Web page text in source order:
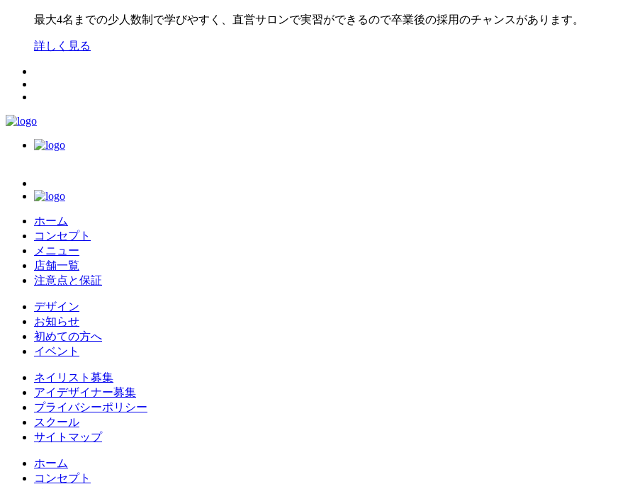
最大4名までの少人数制で学びやすく、直営サロンで実習ができるので卒業後の採用のチャンスがあります。
詳しく見る
ホーム
コンセプト
メニュー
店舗一覧
注意点と保証
デザイン
お知らせ
初めての方へ
イベント
ネイリスト募集
アイデザイナー募集
プライバシーポリシー
スクール
サイトマップ
ホーム
コンセプト